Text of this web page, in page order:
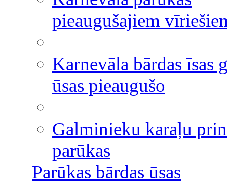
pieaugušajiem
Karnevāla bārdas īsas
ūsas pieaugušo
Galminieku karaļu
parūkas
Parūkas bārdas ūsas